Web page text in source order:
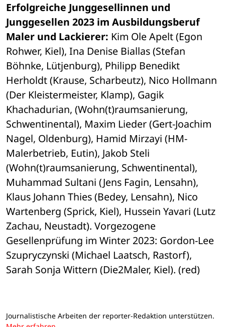
Erfolgreiche Junggesellinnen und
Junggesellen 2023 im Ausbildungsberuf
Maler und Lackierer: Kim Ole Apelt (Egon
Rohwer, Kiel), Ina Denise Biallas (Stefan
Böhnke, Lütjenburg), Philipp Benedikt
Herholdt (Krause, Scharbeutz), Nico Hollmann
(Der Kleistermeister, Klamp), Gagik
Khachadurian, (Wohn(t)raumsanierung,
Schwentinental), Maxim Lieder (Gert-Joachim
Nagel, Oldenburg), Hamid Mirzayi (HM-
Malerbetrieb, Eutin), Jakob Steli
(Wohn(t)raumsanierung, Schwentinental),
Muhammad Sultani (Jens Fagin, Lensahn),
Klaus Johann Thies (Bedey, Lensahn), Nico
Wartenberg (Sprick, Kiel), Hussein Yavari (Lutz
Zachau, Neustadt). Vorgezogene
Gesellenprüfung im Winter 2023: Gordon-Lee
Szupryczynski (Michael Laatsch, Rastorf),
Sarah Sonja Wittern (Die2Maler, Kiel). (red)
Journalistische Arbeiten der reporter-Redaktion unterstützen.